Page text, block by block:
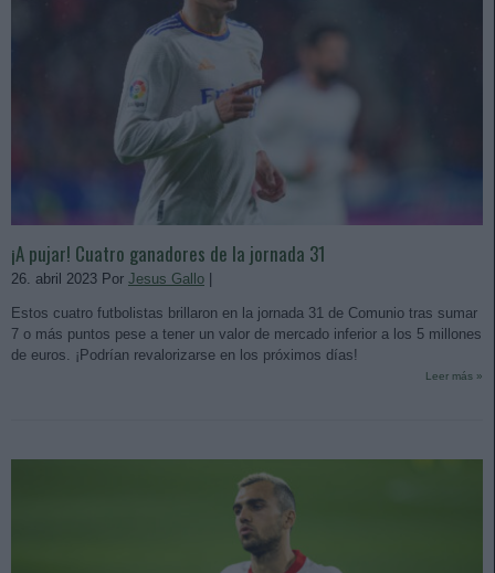
¡A pujar! Cuatro ganadores de la jornada 31
26. abril 2023 Por Jesus Gallo
Estos cuatro futbolistas brillaron en la jornada 31 de Comunio tras sumar
7 o más puntos pese a tener un valor de mercado inferior a los 5 millones
de euros. ¡Podrían revalorizarse en los próximos días!
Leer más »